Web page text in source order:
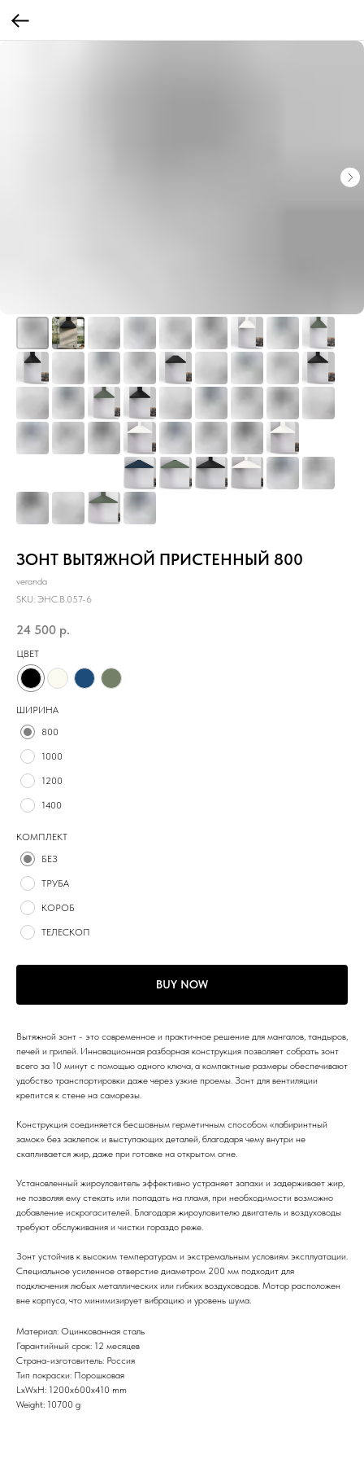
ЗОНТ ВЫТЯЖНОЙ ПРИСТЕННЫЙ 800
veranda
SKU: ЭНС.B.057-6
24 500 р.
ЦВЕТ
ШИРИНА
800
1000
1200
1400
КОМПЛЕКТ
БЕЗ
ТРУБА
КОРОБ
ТЕЛЕСКОП
BUY NOW
Вытяжной зонт - это современное и практичное решение для мангалов, тандыров,
печей и грилей. Инновационная разборная конструкция позволяет собрать зонт
всего за 10 минут с помощью одного ключа, а компактные размеры обеспечивают
удобство транспортировки даже через узкие проемы. Зонт для вентиляции
крепится к стене на саморезы.
Конструкция соединяется бесшовным герметичным способом «лабиринтный
замок» без заклепок и выступающих деталей, благодаря чему внутри не
скапливается жир, даже при готовке на открытом огне.
Установленный жироуловитель эффективно устраняет запахи и задерживает жир,
не позволяя ему стекать или попадать на пламя, при необходимости возможно
добавление искрогасителей. Благодаря жироуловителю двигатель и воздуховоды
требуют обслуживания и чистки гораздо реже.
Зонт устойчив к высоким температурам и экстремальным условиям эксплуатации.
Специальное усиленное отверстие диаметром 200 мм подходит для
подключения любых металлических или гибких воздуховодов. Мотор расположен
вне корпуса, что минимизирует вибрацию и уровень шума.
Материал: Оцинкованная сталь
Гарантийный срок: 12 месяцев
Страна-изготовитель: Россия
Тип покраски: Порошковая
LxWxH: 1200x600x410 mm
Weight: 10700 g